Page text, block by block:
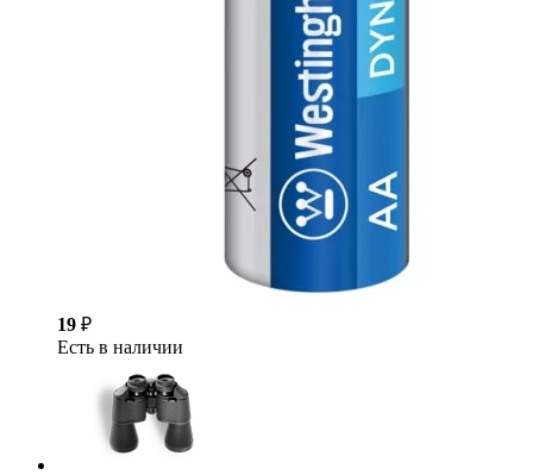
19 ₽
Есть в наличии